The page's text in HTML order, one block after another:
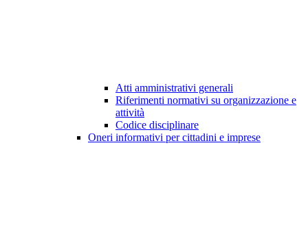
Atti amministrativi generali
Riferimenti normativi su organizzazione e
attività
Codice disciplinare
Oneri informativi per cittadini e imprese